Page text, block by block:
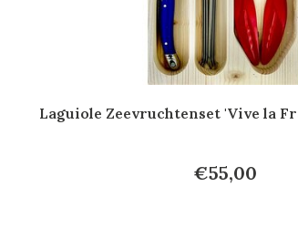
Laguiole Zeevruchtenset 'Vive la
€55,00